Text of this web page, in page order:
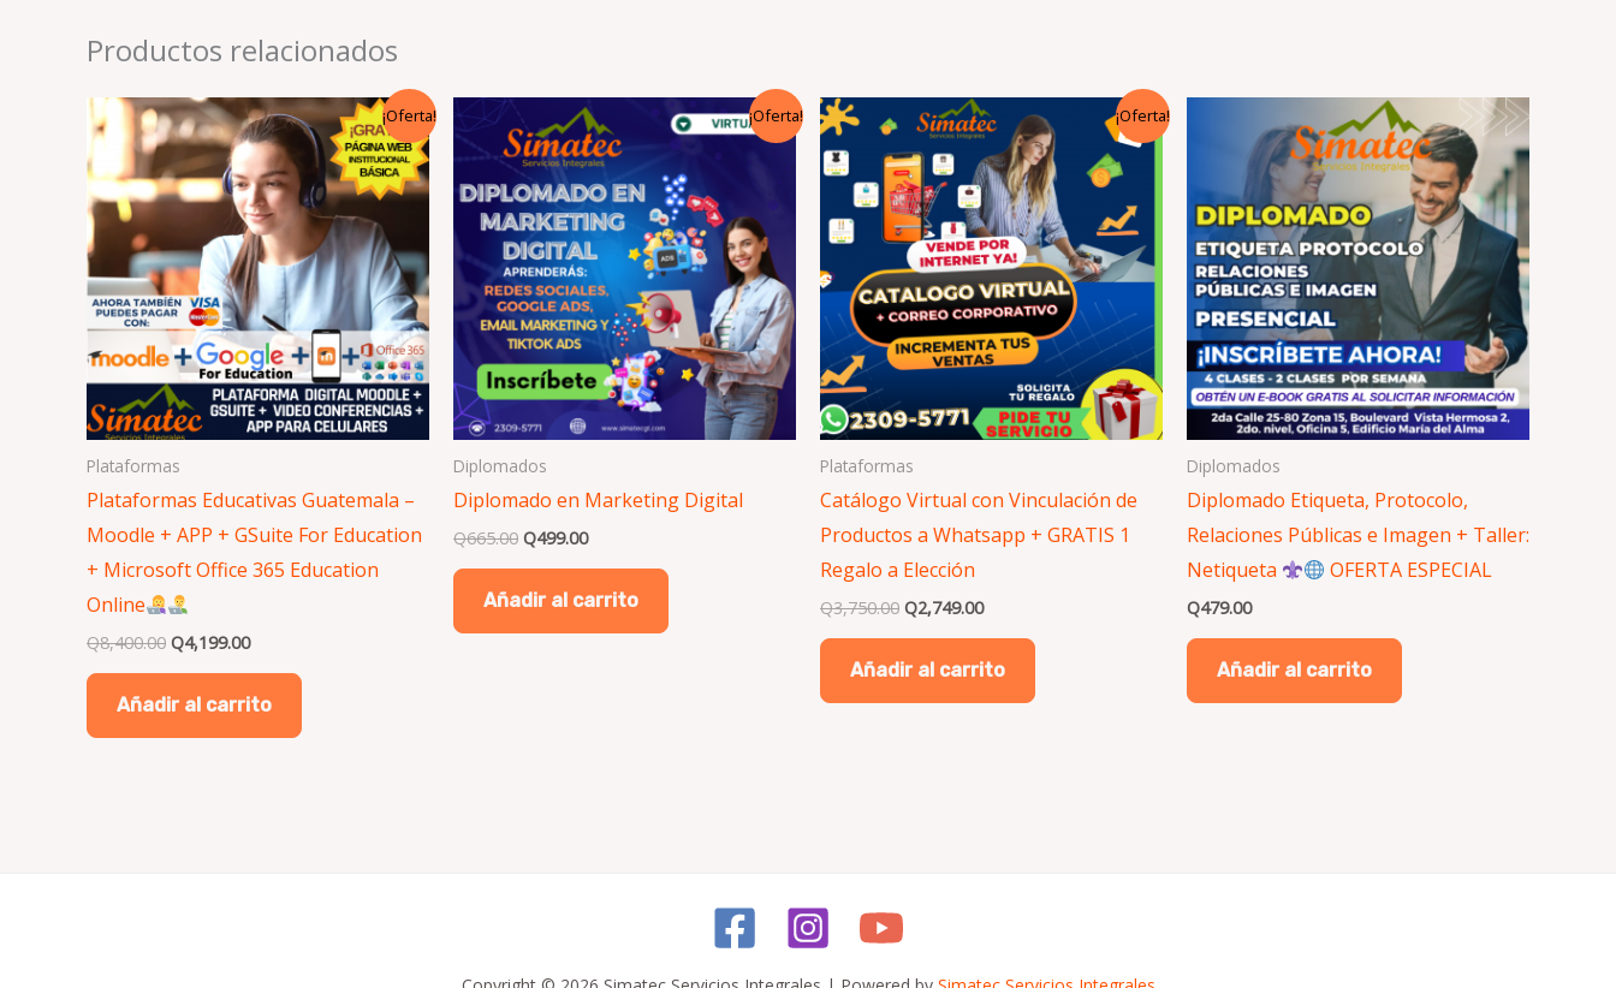
Productos relacionados
¡Oferta!
Plataformas
Plataformas Educativas Guatemala –
Moodle + APP + GSuite For Education
+ Microsoft Office 365 Education
Online
Q8,400.00
El
precio
original
era:
Q8,400.00.
Q4,199.00
El
precio
actual
es:
Q4,199.00.
Añadir al carrito
¡Oferta!
Diplomados
Diplomado en Marketing Digital
Q665.00
precio
original
era:
Q665.00.
Q499.00
El
precio
actual
es:
Q499.00.
Añadir al carrito
¡Oferta!
Plataformas
Catálogo Virtual con Vinculación de
Productos a Whatsapp + GRATIS 1
Regalo a Elección
Q3,750.00
precio
original
era:
Q3,750.00.
Q2,749.00
El
precio
actual
es:
Q2,749.00.
Añadir al carrito
Diplomados
Diplomado Etiqueta, Protocolo,
Relaciones Públicas e Imagen + Taller:
Netiqueta
OFERTA ESPECIAL
Q479.00
Añadir al carrito